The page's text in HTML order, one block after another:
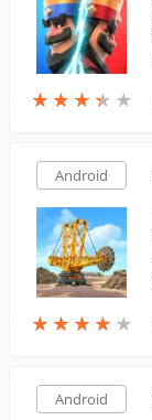
★ ★ ★ ★ ★
★ ★ ★ ★ ★
Android
★ ★ ★ ★ ★
★ ★ ★ ★ ★
Android